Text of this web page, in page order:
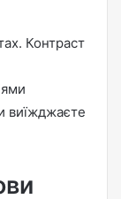
Контраст
виїжджаєте